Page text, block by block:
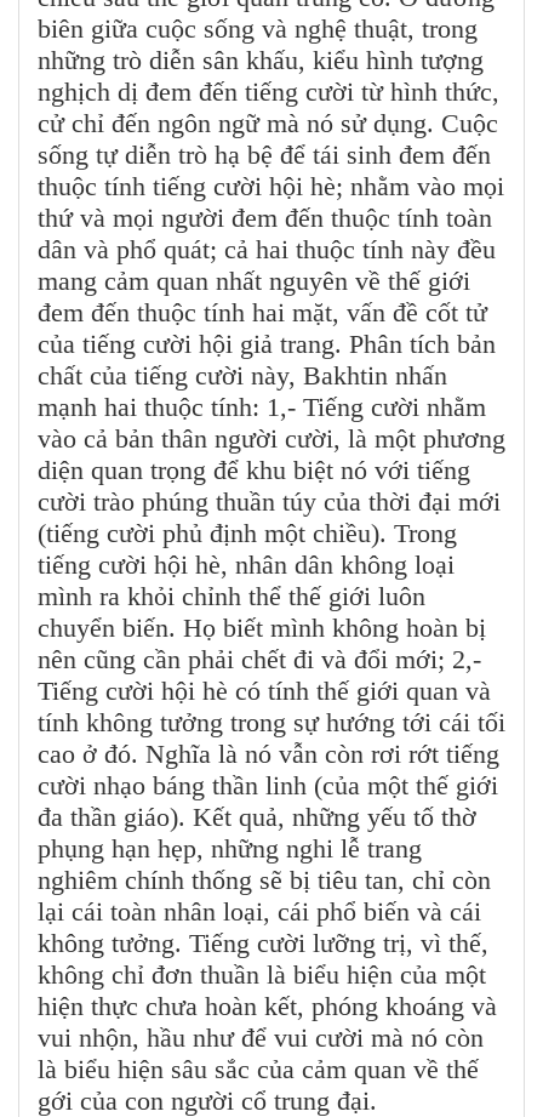
biên giữa cuộc sống và nghệ thuật, trong
những trò diễn sân khấu, kiểu hình tượng
nghịch dị đem đến tiếng cười từ hình thức,
cử chỉ đến ngôn ngữ mà nó sử dụng. Cuộc
sống tự diễn trò hạ bệ để tái sinh đem đến
thuộc tính tiếng cười hội hè; nhằm vào mọi
thứ và mọi người đem đến thuộc tính toàn
dân và phổ quát; cả hai thuộc tính này đều
mang cảm quan nhất nguyên về thế giới
đem đến thuộc tính hai mặt, vấn đề cốt tử
của tiếng cười hội giả trang. Phân tích bản
chất của tiếng cười này, Bakhtin nhấn
mạnh hai thuộc tính: 1,- Tiếng cười nhằm
vào cả bản thân người cười, là một phương
diện quan trọng để khu biệt nó với tiếng
cười trào phúng thuần túy của thời đại mới
(tiếng cười phủ định một chiều). Trong
tiếng cười hội hè, nhân dân không loại
mình ra khỏi chỉnh thể thế giới luôn
chuyển biến. Họ biết mình không hoàn bị
nên cũng cần phải chết đi và đổi mới; 2,-
Tiếng cười hội hè có tính thế giới quan và
tính không tưởng trong sự hướng tới cái tối
cao ở đó. Nghĩa là nó vẫn còn rơi rớt tiếng
cười nhạo báng thần linh (của một thế giới
đa thần giáo). Kết quả, những yếu tố thờ
phụng hạn hẹp, những nghi lễ trang
nghiêm chính thống sẽ bị tiêu tan, chỉ còn
lại cái toàn nhân loại, cái phổ biến và cái
không tưởng. Tiếng cười lưỡng trị, vì thế,
không chỉ đơn thuần là biểu hiện của một
hiện thực chưa hoàn kết, phóng khoáng và
vui nhộn, hầu như để vui cười mà nó còn
là biểu hiện sâu sắc của cảm quan về thế
gới của con người cổ trung đại.